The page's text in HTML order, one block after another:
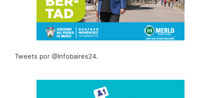
Tweets por @Infobaires24.